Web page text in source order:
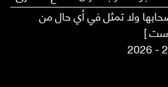
ولا تمثل في أي حال من
]